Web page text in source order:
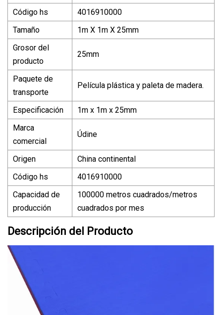
Código hs
4016910000
Tamaño
1m X 1m X 25mm
Grosor del
producto
25mm
Paquete de
transporte
Película plástica y paleta de madera.
Especificación
1m x 1m x 25mm
Marca
comercial
Údine
Origen
China continental
Código hs
4016910000
Capacidad de
producción
100000 metros cuadrados/metros
cuadrados por mes
Descripción del Producto